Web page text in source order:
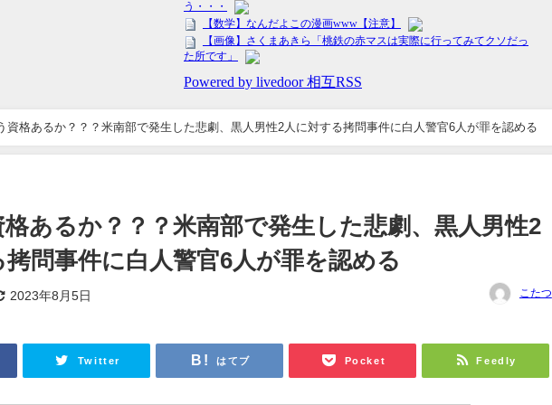
資格あるか？？？米南部で発生した悲劇、黒人男性2人に対する拷問事件に白人警官6人が罪を認める
格あるか？？？米南部で発生した悲劇、黒人男性2
拷問事件に白人警官6人が罪を認める
2023年8月5日 こたつ
Twitter はてブ Pocket Feedly